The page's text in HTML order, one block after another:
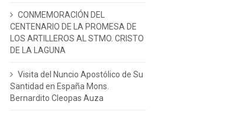
CONMEMORACIÓN DEL
CENTENARIO DE LA PROMESA DE
LOS ARTILLEROS AL STMO. CRISTO
DE LA LAGUNA
Visita del Nuncio Apostólico de Su
Santidad en España Mons.
Bernardito Cleopas Auza